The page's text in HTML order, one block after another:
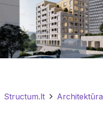
Structum.lt Architektūra